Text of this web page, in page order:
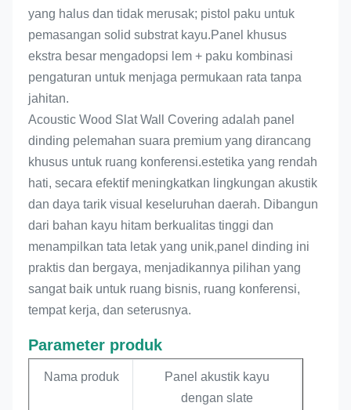
yang halus dan tidak merusak; pistol paku untuk
pemasangan solid substrat kayu.Panel khusus
ekstra besar mengadopsi lem + paku kombinasi
pengaturan untuk menjaga permukaan rata tanpa
jahitan.
Acoustic Wood Slat Wall Covering adalah panel
dinding pelemahan suara premium yang dirancang
khusus untuk ruang konferensi.estetika yang rendah
hati, secara efektif meningkatkan lingkungan akustik
dan daya tarik visual keseluruhan daerah. Dibangun
dari bahan kayu hitam berkualitas tinggi dan
menampilkan tata letak yang unik,panel dinding ini
praktis dan bergaya, menjadikannya pilihan yang
sangat baik untuk ruang bisnis, ruang konferensi,
tempat kerja, dan seterusnya.
Parameter produk
Nama produk
Panel akustik kayu
dengan slate